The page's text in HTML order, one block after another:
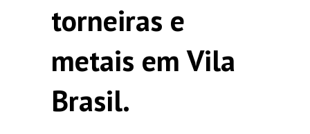
torneiras e
metais em Vila
Brasil.